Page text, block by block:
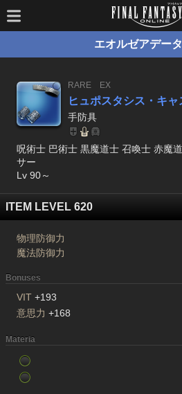
エオルゼアデー
RARE
EX
ヒュポスタシス・キ
手防具
呪術士 巴術士 黒魔道士 召喚士 赤魔
サー
Lv 90～
ITEM LEVEL 620
物理防御力
魔法防御力
Bonuses
VIT +193
意思力 +168
Materia